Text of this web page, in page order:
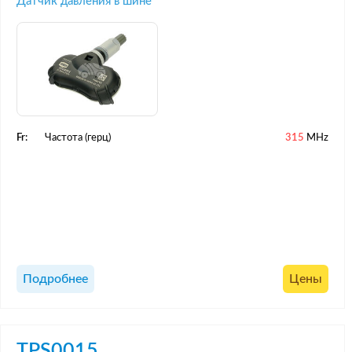
Fr: Частота (герц) 315 MHz
Подробнее Цены